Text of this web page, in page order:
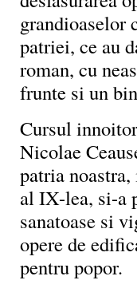
grandioaselor
patriei, ce au
roman, cu
frunte si un
Cursul
Nicolae
patria
al IX-lea, si-a
sanatoase si
opere de
pentru popor.